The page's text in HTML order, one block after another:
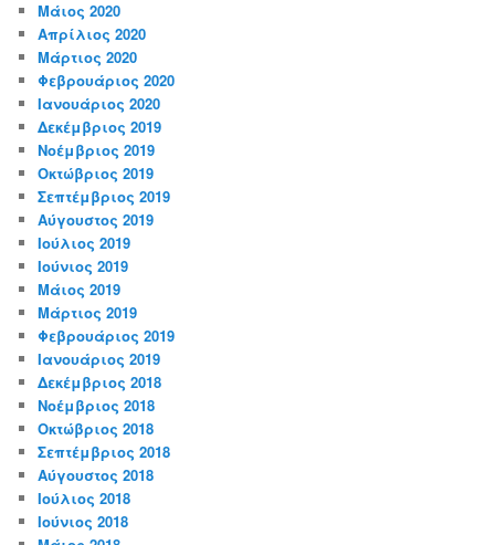
Μάιος 2020
Απρίλιος 2020
Μάρτιος 2020
Φεβρουάριος 2020
Ιανουάριος 2020
Δεκέμβριος 2019
Νοέμβριος 2019
Οκτώβριος 2019
Σεπτέμβριος 2019
Αύγουστος 2019
Ιούλιος 2019
Ιούνιος 2019
Μάιος 2019
Μάρτιος 2019
Φεβρουάριος 2019
Ιανουάριος 2019
Δεκέμβριος 2018
Νοέμβριος 2018
Οκτώβριος 2018
Σεπτέμβριος 2018
Αύγουστος 2018
Ιούλιος 2018
Ιούνιος 2018